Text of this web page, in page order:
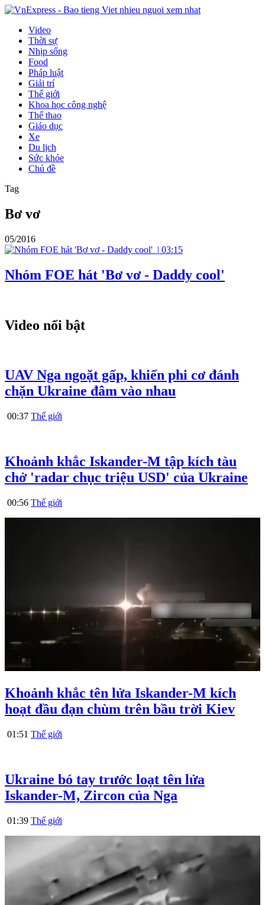
Video
Thời sự
Nhịp sống
Food
Pháp luật
Giải trí
Thế giới
Khoa học công nghệ
Thể thao
Giáo dục
Xe
Du lịch
Sức khỏe
Chủ đề
Tag
Bơ vơ
05/2016
| 03:15
Nhóm FOE hát 'Bơ vơ - Daddy cool'
Video nổi bật
UAV Nga ngoặt gấp, khiến phi cơ đánh
chặn Ukraine đâm vào nhau
00:37 Thế giới
Khoảnh khắc Iskander-M tập kích tàu
chở 'radar chục triệu USD' của Ukraine
00:56 Thế giới
Khoảnh khắc tên lửa Iskander-M kích
hoạt đầu đạn chùm trên bầu trời Kiev
01:51 Thế giới
Ukraine bó tay trước loạt tên lửa
Iskander-M, Zircon của Nga
01:39 Thế giới